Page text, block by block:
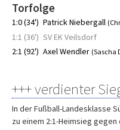
Torfolge
1:0 (34') Patrick Niebergall
1:1 (36') SV EK Veilsdorf
2:1 (92') Axel Wendler (Sascha
+++ verdienter
In der Fußball-Landesklasse
zu einem 2:1-Heimsieg gegen